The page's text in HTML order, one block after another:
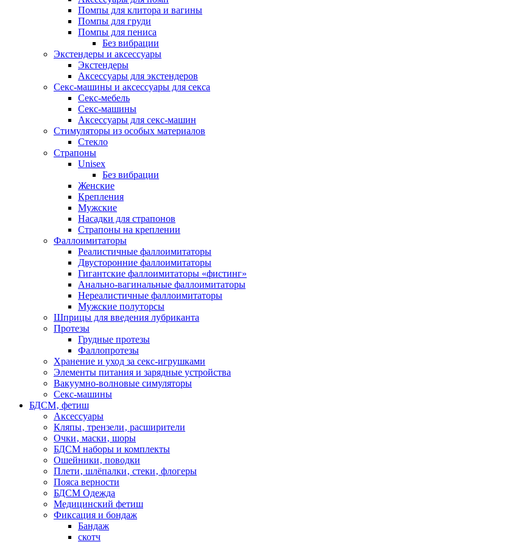
Помпы для клитора и вагины
Помпы для груди
Помпы для пениса
Без вибрации
Экстендеры и аксессуары
Экстендеры
Аксессуары для экстендеров
Секс-машины и аксессуары для секса
Секс-мебель
Секс-машины
Аксессуары для секс-машин
Стимуляторы из особых материалов
Стекло
Страпоны
Unisex
Без вибрации
Женские
Крепления
Мужские
Насадки для страпонов
Страпоны на креплении
Фаллоимитаторы
Реалистичные фаллоимитаторы
Двусторонние фаллоимитаторы
Гигантские фаллоимитаторы «фистинг»
Анально-вагинальные фаллоимитаторы
Нереалистичные фаллоимитаторы
Мужские полуторсы
Шприцы для введения лубриканта
Протезы
Грудные протезы
Фаллопротезы
Хранение и уход за секс-игрушками
Элементы питания и зарядные устройства
Вакуумно-волновые симуляторы
Секс-машины
БДСМ‚ фетиш
Аксессуары
Кляпы‚ трензели‚ расширители
Очки‚ маски‚ шоры
БДСМ наборы и комплекты
Ошейники‚ поводки
Плети‚ шлёпалки‚ стеки‚ флогеры
Пояса верности
БДСМ Одежда
Медицинский фетиш
Фиксация и бондаж
Бандаж
скотч